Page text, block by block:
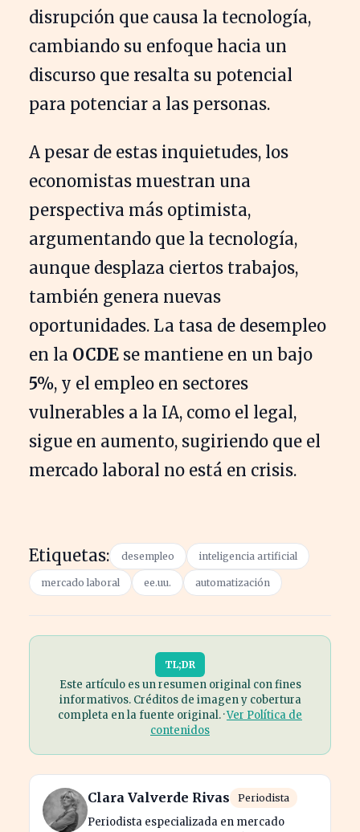
disrupción que causa la tecnología,
cambiando su enfoque hacia un
discurso que resalta su potencial
para potenciar a las personas.
A pesar de estas inquietudes, los
economistas muestran una
perspectiva más optimista,
argumentando que la tecnología,
aunque desplaza ciertos trabajos,
también genera nuevas
oportunidades. La tasa de desempleo
en la OCDE se mantiene en un bajo
5%, y el empleo en sectores
vulnerables a la IA, como el legal,
sigue en aumento, sugiriendo que el
mercado laboral no está en crisis.
Etiquetas: desempleo inteligencia artificial
mercado laboral ee.uu. automatización
TL;DR
Este artículo es un resumen original con fines
informativos. Créditos de imagen y cobertura
completa en la fuente original. ·Ver Política de
contenidos
Clara Valverde Rivas Periodista
Periodista especializada en mercado